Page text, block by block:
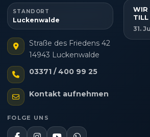
STANDORT
Luckenwalde
Straße des Friedens 42
14943 Luckenwalde
03371 / 400 99 25
Kontakt aufnehmen
FOLGE UNS
WIR
TILL
31.